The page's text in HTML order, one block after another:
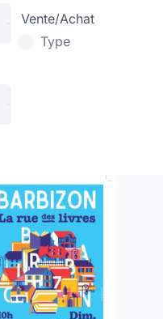
Vente/Achat
Type